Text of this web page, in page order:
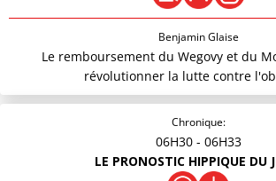
Benjamin Glaise
Le remboursement du Wegovy et du
révolutionner la lutte contre
Chronique:
06H30 - 06H33
LE PRONOSTIC HIPPIQUE DU